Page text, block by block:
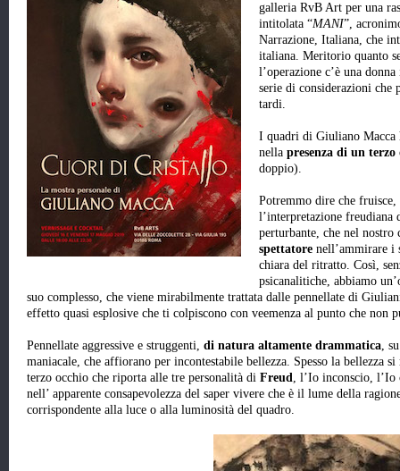
galleria RvB Art per una
intitolata “MANI”,
Narrazione, Italiana, che
italiana. Meritorio quanto
l’operazione c’è una
serie di considerazioni che
tardi.
I quadri di Giuliano Macca
nella presenza di un
doppio).
Potremmo dire che fruisce,
l’interpretazione freudiana
perturbante, che nel nostro
spettatore nell’ammirare i
chiara del ritratto. Così,
psicanalitiche, abbiamo
suo complesso, che viene mirabilmente trattata dalle pennellate di
effetto quasi esplosive che ti colpiscono con veemenza al punto che non
Pennellate aggressive e struggenti, di natura altamente drammatica,
maniacale, che affiorano per incontestabile bellezza. Spesso la bellezza
terzo occhio che riporta alle tre personalità di Freud, l’Io inconscio, l’Io
nell’ apparente consapevolezza del saper vivere che è il lume della
corrispondente alla luce o alla luminosità del quadro.